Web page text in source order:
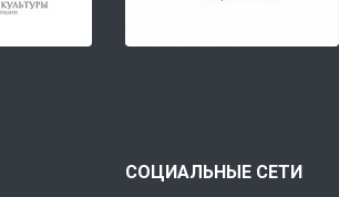
СОЦИАЛЬНЫЕ СЕТИ